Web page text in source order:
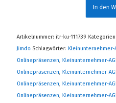
In den
Artikelnummer: itr-ku-111739 Kategorien:
Jimdo Schlagwörter: Kleinunternehmer-
Onlinepräsenzen, Kleinunternehmer-
Onlinepräsenzen, Kleinunternehmer-
Onlinepräsenzen, Kleinunternehmer-
Onlinepräsenzen, Kleinunternehmer-